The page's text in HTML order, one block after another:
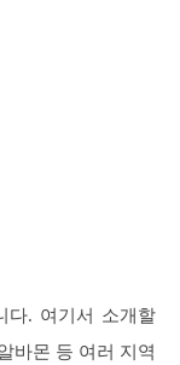
다. 여기서 소개할
바몬 등 여러 지역